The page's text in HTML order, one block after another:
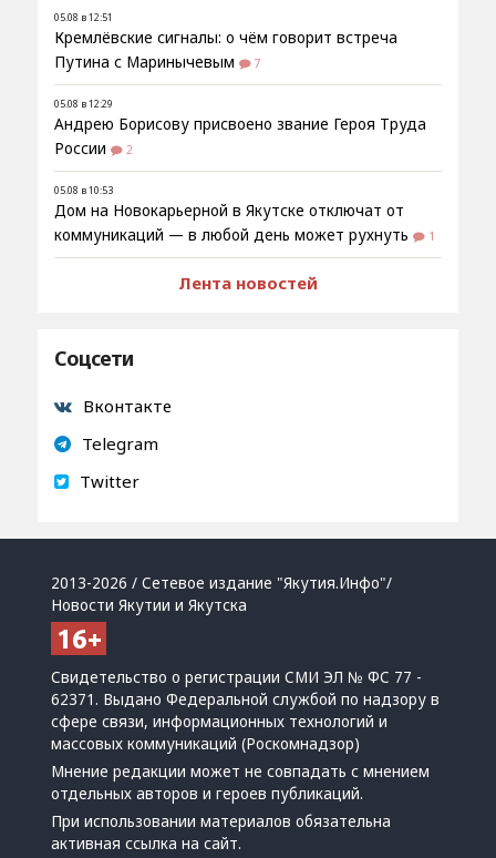
05.08 в 12:51
Кремлёвские сигналы: о чём говорит встреча
Путина с Маринычевым
7
05.08 в 12:29
Андрею Борисову присвоено звание Героя Труда
России
2
05.08 в 10:53
Дом на Новокарьерной в Якутске отключат от
коммуникаций — в любой день может рухнуть
1
Лента новостей
Соцсети
Вконтакте
Telegram
Twitter
2013-2026 / Сетевое издание "Якутия.Инфо"/
Новости Якутии и Якутска
Свидетельство о регистрации СМИ ЭЛ № ФС 77 -
62371. Выдано Федеральной службой по надзору в
сфере связи, информационных технологий и
массовых коммуникаций (Роскомнадзор)
Мнение редакции может не совпадать с мнением
отдельных авторов и героев публикаций.
При использовании материалов обязательна
активная ссылка на сайт.